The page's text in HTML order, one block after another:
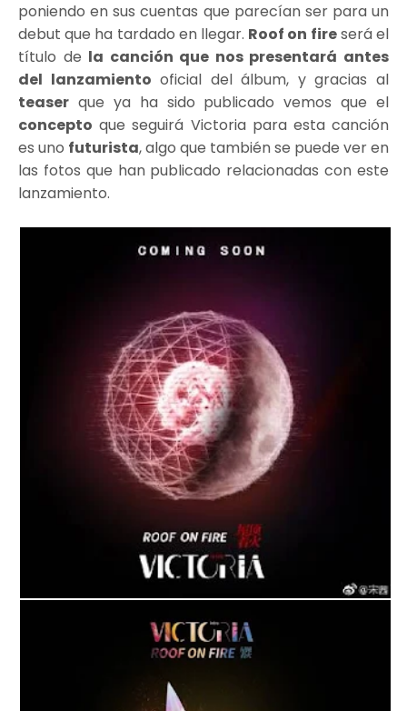
poniendo en sus cuentas que parecían ser para un
debut que ha tardado en llegar. Roof on fireserá el
título de la canción que nos presentará antes
del lanzamiento oficial del álbum, y gracias al
teaser que ya ha sido publicado vemos que el
concepto que seguirá Victoria para esta canción
es uno futurista, algo que también se puede ver en
las fotos que han publicado relacionadas con este
lanzamiento.